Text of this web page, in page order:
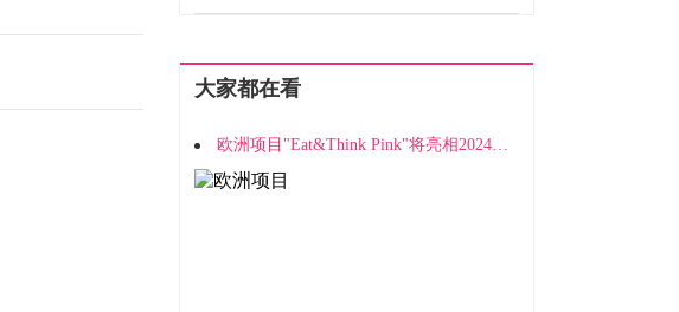
大家都在看
欧洲项目"Eat&Think Pink"将亮相2024深圳西雅展览